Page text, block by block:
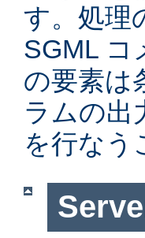
す。処理
SGML コ
の要素は
ラムの出
を行なう